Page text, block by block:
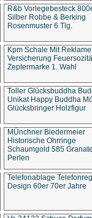
R&b Vorlegebesteck
Silber Robbe & Berking
Rosenmuster 6 Tlg.
Kpm Schale Mit Reklame
Versicherung
Zeptermarke 1. Wahl
Toller Glücksbuddha
Unikat Happy Buddha
Glücksbringer Holzfigur
MÜnchner Biedermeier
Historische Ohrringe
Schaumgold 585
Perlen
Telefonablage
Design 60er 70er Jahre